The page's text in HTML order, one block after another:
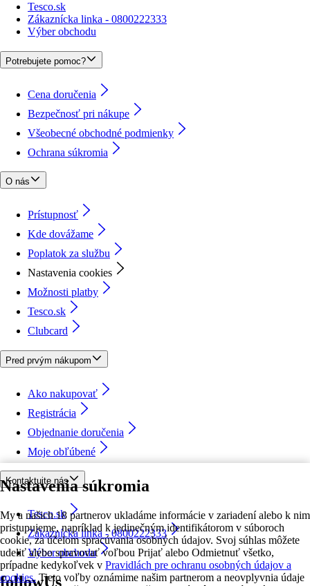
Nastavenia súkromia
My a našich 18 partnerov ukladáme informácie v zariadení alebo k nim
pristupujeme, napríklad k jedinečným identifikátorom v súboroch
cookie, za účelom spracúvania osobných údajov. Svoj súhlas môžete
udeliť alebo spravovať voľbou Prijať alebo Odmietnuť všetko,
prípadne kedykoľvek v Pravidlách pre ochranu osobných údajov a
cookies. Tieto voľby oznámime našim partnerom a neovplyvnia údaje
Tesco.sk
Zákaznícka linka - 0800222333
Výber obchodu
Potrebujete pomoc?
Cena doručenia
Bezpečnosť pri nákupe
Všeobecné obchodné podmienky
Ochrana súkromia
O nás
Prístupnosť
Kde dovážame
Poplatok za službu
Nastavenia cookies
Možnosti platby
Tesco.sk
Clubcard
Pred prvým nákupom
Ako nakupovať
Registrácia
Objednanie doručenia
Moje obľúbené
Kontaktujte nás
Tesco.sk
Zákaznícka linka - 0800222333
Výber obchodu
followUs